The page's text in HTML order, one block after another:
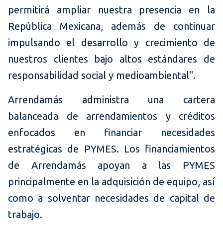
permitirá ampliar nuestra presencia en la
República Mexicana, además de continuar
impulsando el desarrollo y crecimiento de
nuestros clientes bajo altos estándares de
responsabilidad social y medioambiental".
Arrendamás administra una cartera
balanceada de arrendamientos y créditos
enfocados en financiar necesidades
estratégicas de PYMES. Los financiamientos
de Arrendamás apoyan a las PYMES
principalmente en la adquisición de equipo, así
como a solventar necesidades de capital de
trabajo.